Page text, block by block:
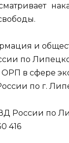
и
по
в сфере
по г.
России по
416